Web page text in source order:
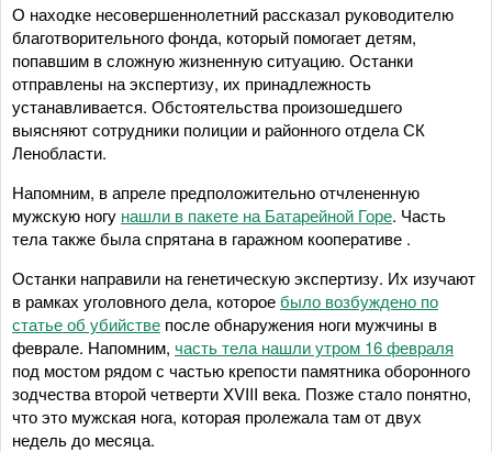
О находке несовершеннолетний рассказал руководителю
благотворительного фонда, который помогает детям,
попавшим в сложную жизненную ситуацию. Останки
отправлены на экспертизу, их принадлежность
устанавливается. Обстоятельства произошедшего
выясняют сотрудники полиции и районного отдела СК
Ленобласти.
Напомним, в апреле предположительно отчлененную
мужскую ногу нашли в пакете на Батарейной Горе. Часть
тела также была спрятана в гаражном кооперативе .
Останки направили на генетическую экспертизу. Их изучают
в рамках уголовного дела, котороебыло возбуждено по
статье об убийстве после обнаружения ноги мужчины в
феврале. Напомним, часть тела нашли утром 16 февраля
под мостом рядом с частью крепости памятника оборонного
зодчества второй четверти XVIII века. Позже стало понятно,
что это мужская нога, которая пролежала там от двух
недель до месяца.